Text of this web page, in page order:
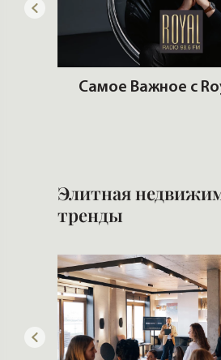
Самое Важное с
Элитная
тренды